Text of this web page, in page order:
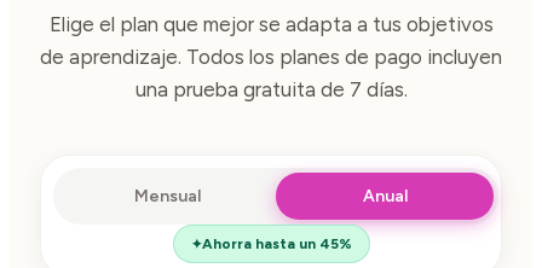
Elige el plan que mejor se adapta a tus objetivos
de aprendizaje. Todos los planes de pago incluyen
una prueba gratuita de 7 días.
Mensual Anual
Ahorra hasta un 45%